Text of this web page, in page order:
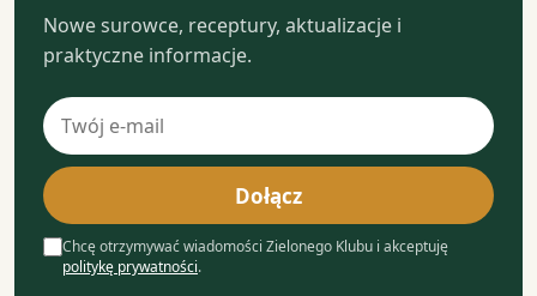
Nowe surowce, receptury, aktualizacje i
praktyczne informacje.
Adres
e-
mail
Dołącz
Chcę otrzymywać wiadomości Zielonego Klubu i akceptuję
politykę prywatności.